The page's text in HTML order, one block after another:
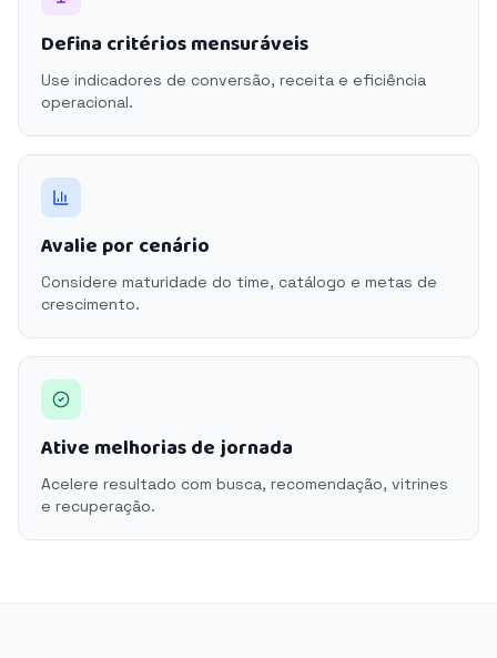
Defina critérios mensuráveis
Use indicadores de conversão, receita e eficiência
operacional.
Avalie por cenário
Considere maturidade do time, catálogo e metas de
crescimento.
Ative melhorias de jornada
Acelere resultado com busca, recomendação, vitrines
e recuperação.